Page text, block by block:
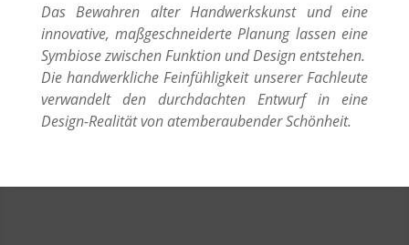
Das Bewahren alter Handwerkskunst und eine
innovative, maßgeschneiderte Planung lassen eine
Symbiose zwischen Funktion und Design entstehen.
Die handwerkliche Feinfühligkeit unserer Fachleute
verwandelt den durchdachten Entwurf in eine
Design-Realität von atemberaubender Schönheit.